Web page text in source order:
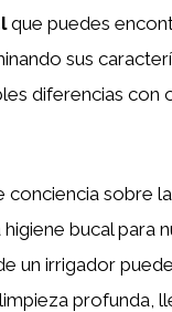
que puedes
sus
diferencias con
conciencia sobre
bucal para
un irrigador
profunda,